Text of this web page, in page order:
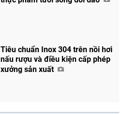
Chia sẻ
Facebook
Tiêu chuẩn Inox 304 trên nồi hơi
nấu rượu và điều kiện cấp phép
xưởng sản xuất